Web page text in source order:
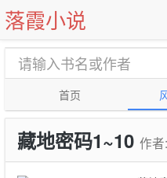
落霞小说
首页
藏地密码1~10 作者: